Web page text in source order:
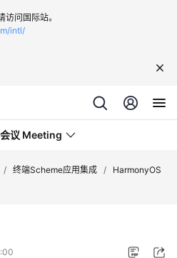
问国际站。
intl/
议 Meeting
/ 终端Scheme应用集成 /
HarmonyOS